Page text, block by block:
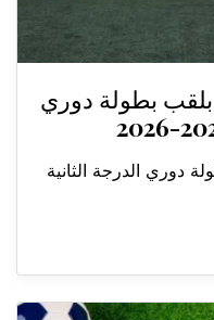
بلقب بطولة دوري
دوري الدرجة الثانية